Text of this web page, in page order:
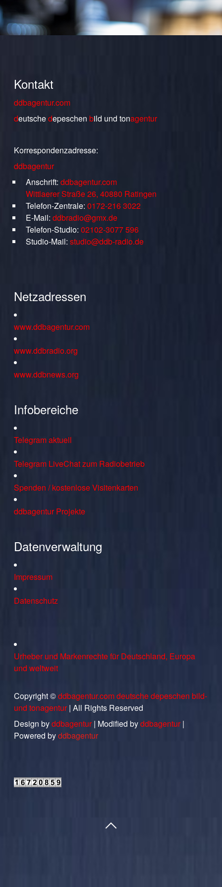
Kontakt
ddbagentur.com
deutschedepeschen bild undtonagentur
Korrespondenzadresse:
ddbagentur
Anschrift: ddbagentur.com
Wittlaerer Straße 26, 40880 Ratingen
Telefon-Zentrale: 0172-216 3022
E-Mail: ddbradio@gmx.de
Telefon-Studio: 02102-3077 596
Studio-Mail: studio@ddb-radio.de
Netzadressen
www.ddbagentur.com
www.ddbradio.org
www.ddbnews.org
Infobereiche
Telegram aktuell
Telegram LiveChat zum Radiobetrieb
Spenden / kostenlose Visitenkarten
ddbagentur Projekte
Datenverwaltung
Impressum
Datenschutz
Urheber und Markenrechte für Deutschland, Europa
und weltweit
Copyright ©ddbagentur.com deutsche depeschen bild-
und tonagentur| All Rights Reserved
Design byddbagentur| Modified byddbagentur|
Powered byddbagentur